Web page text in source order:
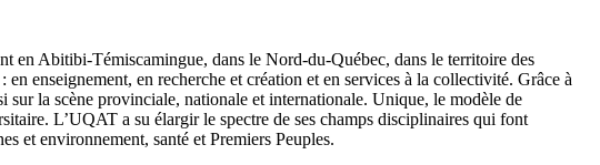
en Abitibi-Témiscamingue, dans le Nord-du-Québec, dans le territoire des
enseignement, en recherche et création et en services à la collectivité. Grâce à
sur la scène provinciale, nationale et internationale. Unique, le modèle de
L’UQAT a su élargir le spectre de ses champs disciplinaires qui font
et environnement, santé et Premiers Peuples.